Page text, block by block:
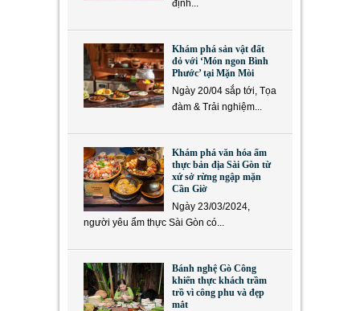
định...
Khám phá sản vật đất
đỏ với ‘Món ngon Bình
Phước’ tại Mặn Mòi
Ngày 20/04 sắp tới, Tọa
đàm & Trải nghiệm...
Khám phá văn hóa ẩm
thực bản địa Sài Gòn từ
xứ sở rừng ngập mặn
Cần Giờ
Ngày 23/03/2024,
người yêu ẩm thực Sài Gòn có...
Bánh nghệ Gò Công
khiến thực khách trầm
trồ vì công phu và đẹp
mắt